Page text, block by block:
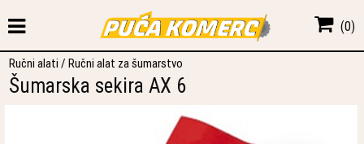
(0)
Ručni alati /Ručni alat za šumarstvo
Šumarska sekira AX 6